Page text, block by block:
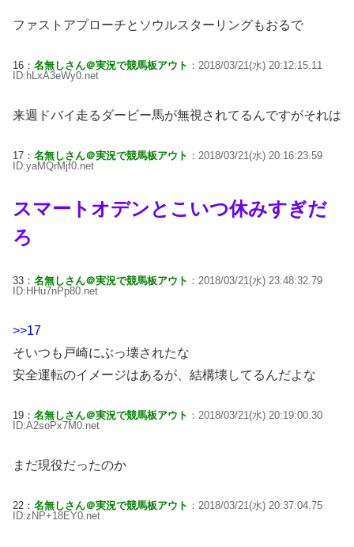
ファストアプローチとソウルスターリングもおるで
16： 名無しさん＠実況で競馬板アウト ：2018/03/21(水) 20:12:15.11
ID:hLxA3eWy0.net
来週ドバイ走るダービー馬が無視されてるんですがそれは
17： 名無しさん＠実況で競馬板アウト ：2018/03/21(水) 20:16:23.59
ID:yaMQrMjf0.net
スマートオデンとこいつ休みすぎだ
ろ
33： 名無しさん＠実況で競馬板アウト ：2018/03/21(水) 23:48:32.79
ID:HHu7nPp80.net
>>17
そいつも戸崎にぶっ壊されたな
安全運転のイメージはあるが、結構壊してるんだよな
19： 名無しさん＠実況で競馬板アウト ：2018/03/21(水) 20:19:00.30
ID:A2soPx7M0.net
まだ現役だったのか
22： 名無しさん＠実況で競馬板アウト ：2018/03/21(水) 20:37:04.75
ID:zNP+18EY0.net